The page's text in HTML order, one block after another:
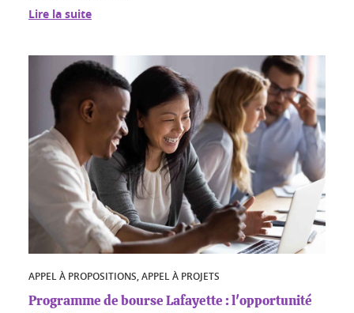
Lire la suite
APPEL À PROPOSITIONS, APPEL À PROJETS
Programme de bourse Lafayette : l'opportunité